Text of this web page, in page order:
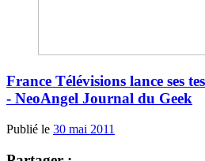
France Télévisions lance ses
- NeoAngel Journal du Geek
Publié le 30 mai 2011